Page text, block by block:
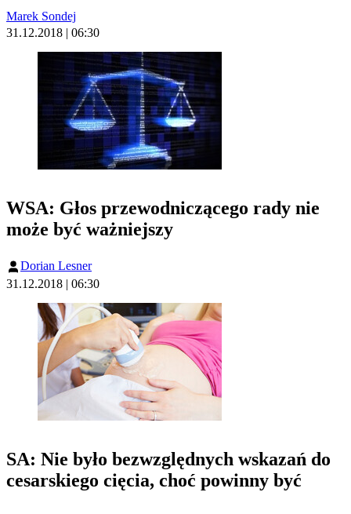
Marek Sondej
31.12.2018 | 06:30
WSA: Głos przewodniczącego rady nie
może być ważniejszy
Dorian Lesner
31.12.2018 | 06:30
SA: Nie było bezwzględnych wskazań do
cesarskiego cięcia, choć powinny być